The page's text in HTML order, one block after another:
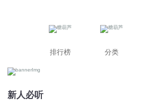
排行榜 分类
新人必听